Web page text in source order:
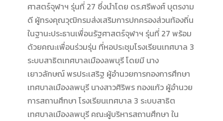
ศาสตร์จุฬาฯ รุ่นที่ 27 ซึ่งนำโดย ดร.ศรีพงศ์ บุตรงาม
ดี ผู้ทรงคุณวุฒิกรมส่งเสริมการปกครองส่วนท้องถิ่น
ในฐานะประธานเพื่อนรัฐศาสตร์จุฬาฯ รุ่นที่ 27 พร้อม
ด้วยคณะเพื่อนร่วมรุ่น ที่หอประชุมโรงเรียนเทศบาล 3
ระบบสาธิตเทศบาลเมืองลพบุรี โดยมี นาง
เยาวลักษณ์ พรประเสริฐ ผู้อำนวยการกองการศึกษา
เทศบาลเมืองลพบุรี นางสาวศิริพร กองแก้ว ผู้อำนวย
การสถานศึกษา โรงเรียนเทศบาล 3 ระบบสาธิต
เทศบาลเมืองลพบุรี คณะผู้บริหารสถานศึกษา ใน